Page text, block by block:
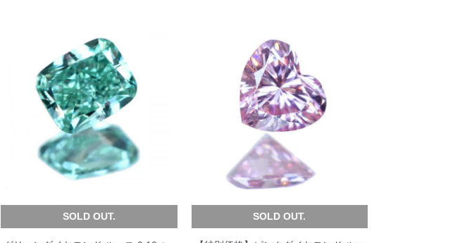
SOLD OUT. SOLD OUT.